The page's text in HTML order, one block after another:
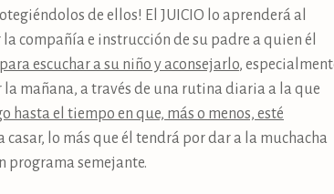
de ellos! El JUICIO lo aprenderá al
compañía e instrucción de su padre a quien él
escuchar a su niño y aconsejarlo,
mañana, a través de una rutina diaria a la que
hasta el tiempo en que, más o menos, esté
casar, lo más que él tendrá por dar a la muchacha
programa semejante.